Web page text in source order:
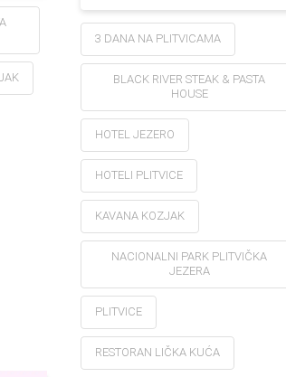
3 DANA NA PLITVICAMA
BLACK RIVER STEAK & PASTA
HOUSE
HOTEL JEZERO
HOTELI PLITVICE
KAVANA KOZJAK
NACIONALNI PARK PLITVIČKA
JEZERA
PLITVICE
RESTORAN LIČKA KUĆA